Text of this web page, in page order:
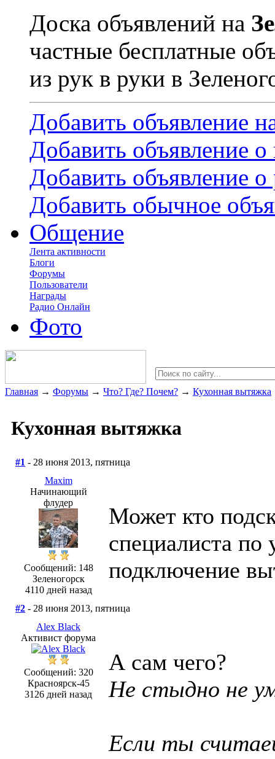
Доска объявлений на
частные бесплатные
из рук в руки в
Добавить объявление
Добавить объявление
Добавить объявление о
Добавить обычное
Общение
Лента активности
Блоги
Форумы
Пользователи
Награды
Радио Онлайн
Фото
Главная → Форумы → Что? Где? Почем? → Кухонная вытяжка
Кухонная вытяжка
#1 - 28 июня 2013, пятница
Maxim
Начинающий
флудер
Сообщений: 148
Зеленогорск
4110 дней назад
Может кто
специалиста по
подключение
#2 - 28 июня 2013, пятница
Alex Black
Активист форума
Сообщений: 320
Красноярск-45
3126 дней назад
А сам чего?
Не стыдно не
Если ты